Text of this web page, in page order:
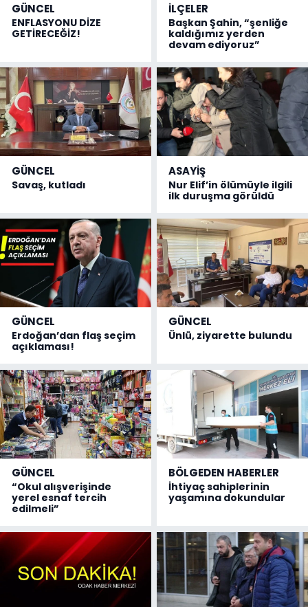
GÜNCEL
ENFLASYONU DİZE
GETİRECEĞİZ!
İLÇELER
Başkan Şahin, “şenliğe
kaldığımız yerden
devam ediyoruz”
GÜNCEL
Savaş, kutladı
ASAYİŞ
Nur Elif’in ölümüyle ilgili
ilk duruşma görüldü
GÜNCEL
Erdoğan’dan flaş seçim
açıklaması!
GÜNCEL
Ünlü, ziyarette bulundu
GÜNCEL
“Okul alışverişinde
yerel esnaf tercih
edilmeli”
BÖLGEDEN HABERLER
İhtiyaç sahiplerinin
yaşamına dokundular